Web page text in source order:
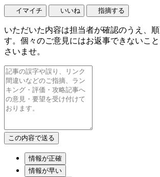
イマイチ いいね 指摘する
いただいた内容は担当者が確認のうえ、
す。個々のご意見にはお返事できないこ
さいませ。
情報が正確
情報が早い